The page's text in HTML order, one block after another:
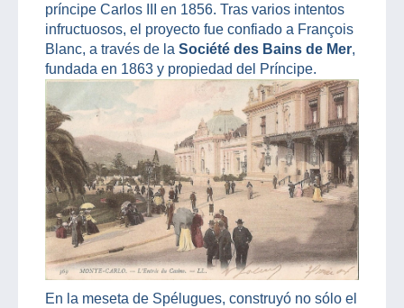
príncipe Carlos III en 1856. Tras varios intentos
infructuosos, el proyecto fue confiado a François
Blanc, a través de la Société des Bains de Mer,
fundada en 1863 y propiedad del Príncipe.
En la meseta de Spélugues, construyó no sólo el